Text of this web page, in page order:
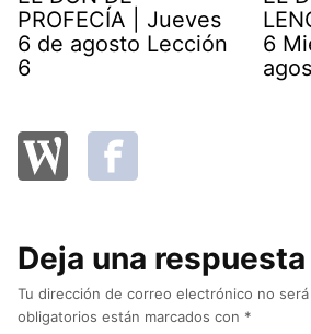
PROFECÍA | Jueves
6 de agosto Lección
6
6
Deja una respuesta
Tu dirección de correo electrónico no será
obligatorios están marcados con *